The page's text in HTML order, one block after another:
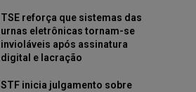
TSE reforça que sistemas das
urnas eletrônicas tornam-se
invioláveis após assinatura
digital e lacração
STF inicia julgamento sobre